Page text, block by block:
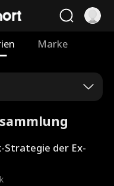
Marke
Strategie der Ex-